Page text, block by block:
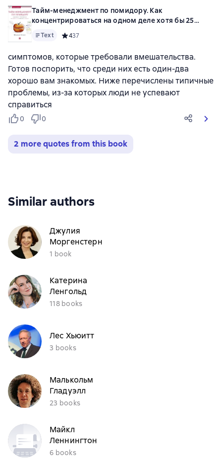
Тайм-менеджмент по помидору. Как
концентрироваться на одном деле хотя бы 25
Text Средний рейтинг 4 на основе 37 оценок
437
симптомов, которые требовали вмешательства.
Готов поспорить, что среди них есть один-два
хорошо вам знакомых. Ниже перечислены типичные
проблемы, из-за которых люди не успевают
справиться
0 0
2 more quotes from this book
Similar authors
Джулия
Моргенстерн
1 book
Катерина
Ленгольд
118 books
Лес Хьюитт
3 books
Малькольм
Гладуэлл
23 books
Майкл
Леннингтон
6 books